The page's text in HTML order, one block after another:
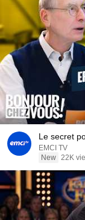
Le secret
EMCI TV
New 22K